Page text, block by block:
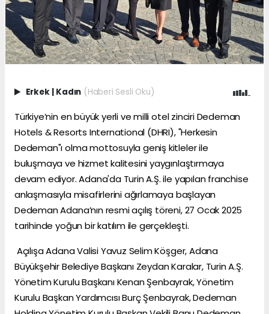
Erkek | Kadın (Haberi Sesli Oku)
Türkiye’nin en büyük yerli ve milli otel zinciri Dedeman
Hotels & Resorts International (DHRI), "Herkesin
Dedeman"ı olma mottosuyla geniş kitleler ile
buluşmaya ve hizmet kalitesini yaygınlaştırmaya
devam ediyor. Adana'da Turin A.Ş. ile yapılan franchise
anlaşmasıyla misafirlerini ağırlamaya başlayan
Dedeman Adana’nın resmi açılış töreni, 27 Ocak 2025
tarihinde yoğun bir katılım ile gerçekleşti.
Açılışa Adana Valisi Yavuz Selim Köşger, Adana
Büyükşehir Belediye Başkanı Zeydan Karalar, Turin A.Ş.
Yönetim Kurulu Başkanı Kenan Şenbayrak, Yönetim
Kurulu Başkan Yardımcısı Burç Şenbayrak, Dedeman